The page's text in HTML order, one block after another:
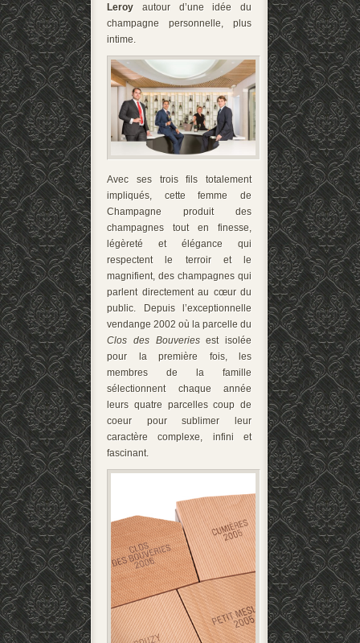
Leroy autour d’une idée du
champagne personnelle, plus
intime.
Avec ses trois fils totalement
impliqués, cette femme de
Champagne produit des
champagnes tout en finesse,
légèreté et élégance qui
respectent le terroir et le
magnifient, des champagnes qui
parlent directement au cœur du
public. Depuis l’exceptionnelle
vendange 2002 où la parcelle du
Clos des Bouveriesest isolée
pour la première fois, les
membres de la famille
sélectionnent chaque année
leurs quatre parcelles coup de
coeur pour sublimer leur
caractère complexe, infini et
fascinant.